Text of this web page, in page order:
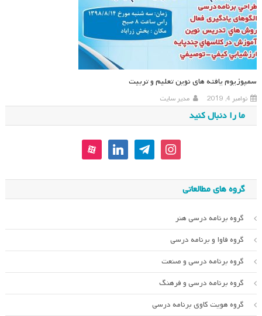
سمپوزیوم یافته های نوین تعلیم و تربیت
نوامبر 4, 2019 مدیر سایت
ما را دنبال کنید
instagram
telegram
linkedin
aparat
گروه های مطالعاتی
گروه برنامه درسی هنر
گروه فاوا و برنامه درسی
گروه برنامه درسی و صنعت
گروه برنامه درسی و فرهنگ
گروه هویت کاوی برنامه درسی